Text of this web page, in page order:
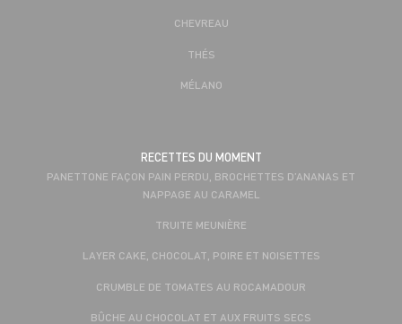
CHEVREAU
THÉS
MÉLANO
RECETTES DU MOMENT
PANETTONE FAÇON PAIN PERDU, BROCHETTES D’ANANAS ET
NAPPAGE AU CARAMEL
TRUITE MEUNIÈRE
LAYER CAKE, CHOCOLAT, POIRE ET NOISETTES
CRUMBLE DE TOMATES AU ROCAMADOUR
BÛCHE AU CHOCOLAT ET AUX FRUITS SECS